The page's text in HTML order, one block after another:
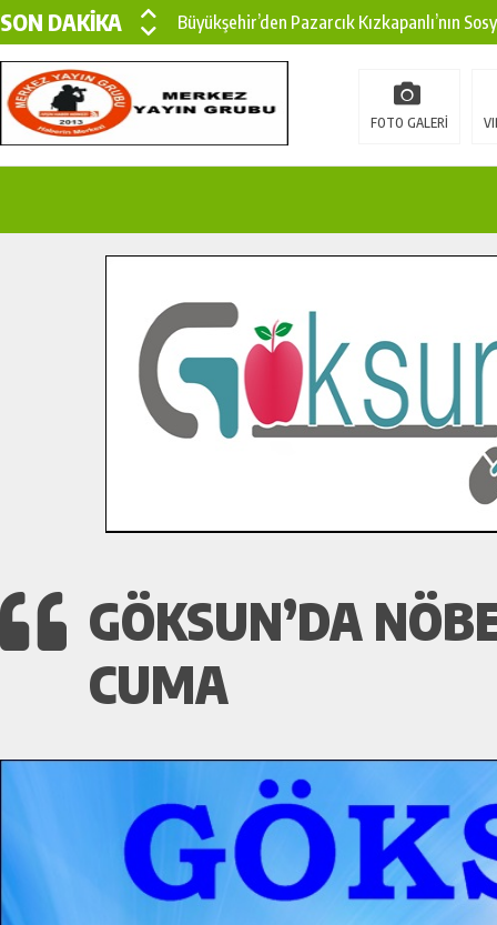
SON DAKİKA
Büyükşehir’den Pazarcık Kızkapanlı’nın
Büyükşehir’den Pazarcık Kırsalına Modern
Çin’den KSÜ’ye Uluslararası Başarı:
İlçe Jandarma Komutanı Karakaya’dan
Bertiz’in Yeni Köprüsünde Sona Doğru.
FOTO GALERİ
GÖKSUN’DA
CUMA